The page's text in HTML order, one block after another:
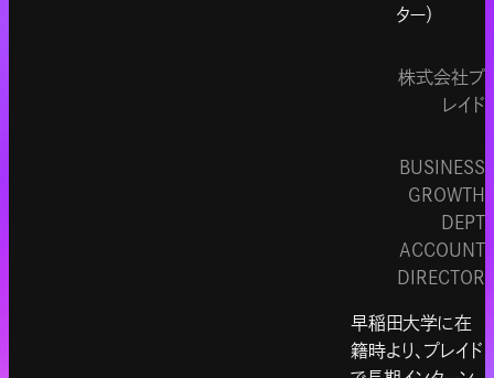
ター）
株式会社プ
レイド
BUSINESS
GROWTH
DEPT
ACCOUNT
DIRECTOR
早稲田大学に在
籍時より、プレイド